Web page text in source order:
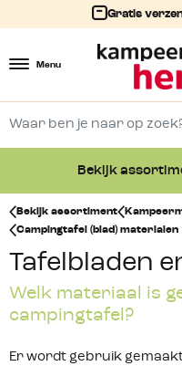
Gratis
Menu
Bekijk
Bekijk assortiment
Campingtafel (blad) materialen
Tafelbladen
Welk materiaal is
campingtafel?
Er wordt gebruik